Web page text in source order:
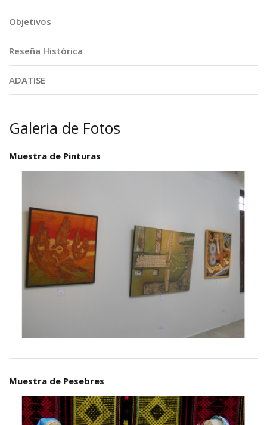
Objetivos
Reseña Histórica
ADATISE
Galeria de Fotos
Muestra de Pinturas
Muestra de Pesebres